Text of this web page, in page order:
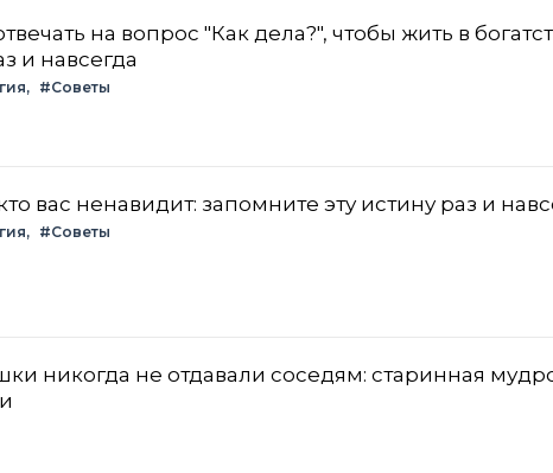
на вопрос "Как дела?", чтобы жить в
и навсегда
#Советы
вас ненавидит: запомните эту истину раз и
#Советы
никогда не отдавали соседям: старинная